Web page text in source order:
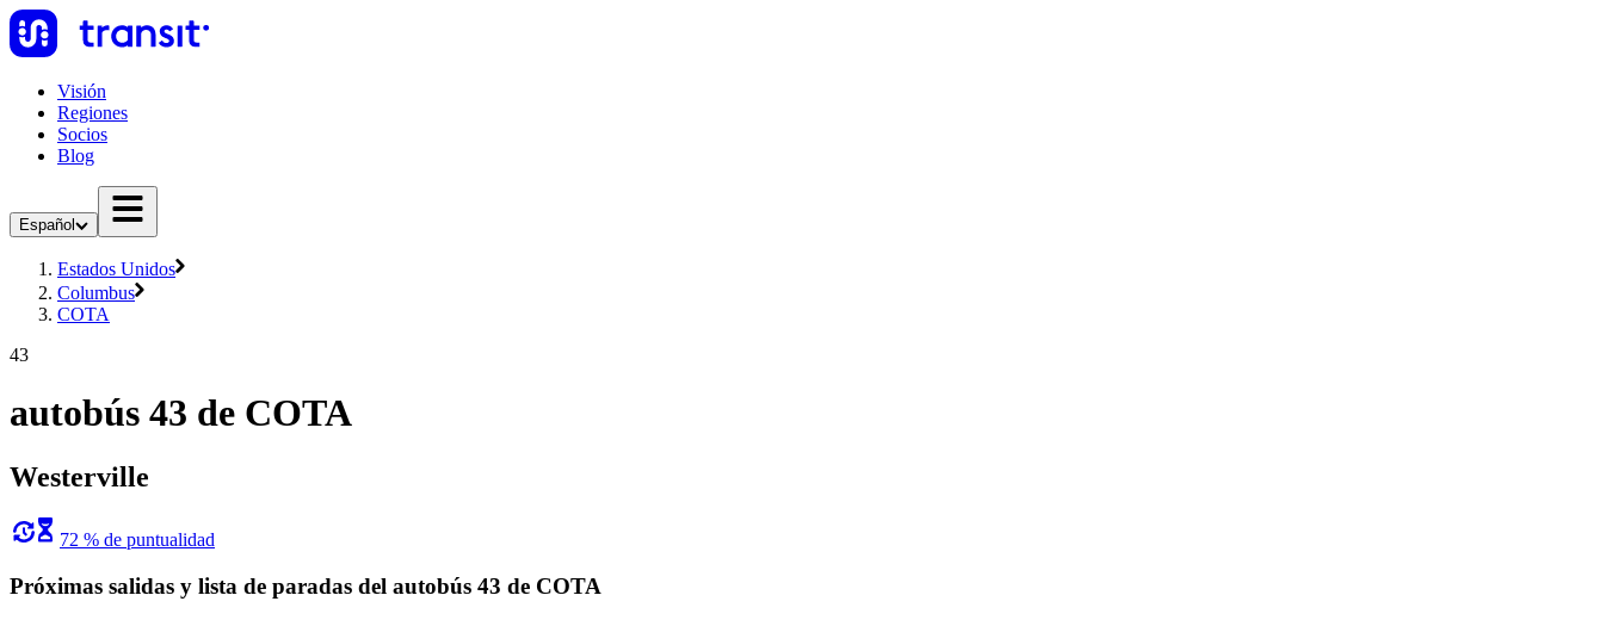
Visión
Regiones
Socios
Blog
Español
Estados Unidos
Columbus
COTA
43
autobús 43 de COTA
Westerville
72 % de puntualidad
Próximas salidas y lista de paradas del autobús 43 de COTA